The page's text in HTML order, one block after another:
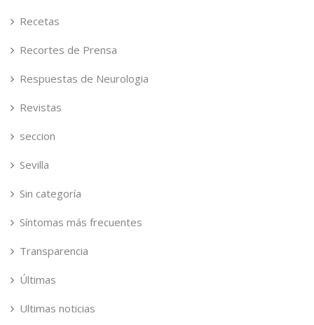
Recetas
Recortes de Prensa
Respuestas de Neurologia
Revistas
seccion
Sevilla
Sin categoría
Síntomas más frecuentes
Transparencia
Últimas
Ultimas noticias